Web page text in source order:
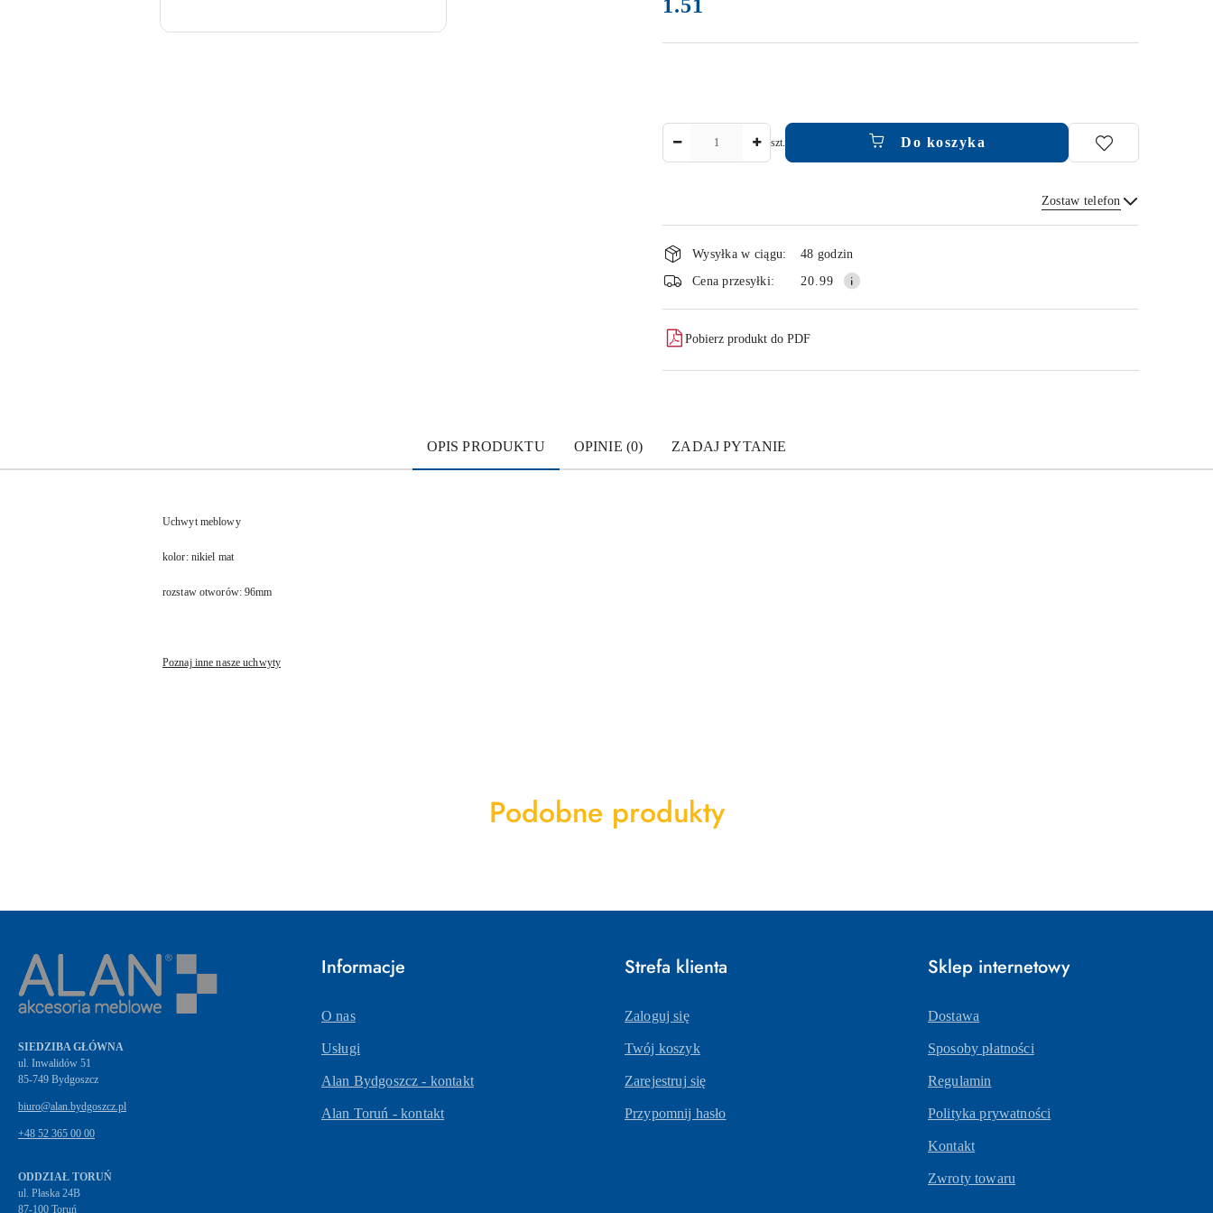
1.51
szt. Do koszyka
Zostaw telefon
Wyślij
Dostępność
i
dostawa
Wysyłka w ciągu:
48 godzin
Cena przesyłki:
20.99
Pobierz produkt do PDF
OPIS PRODUKTU OPINIE (0) ZADAJ PYTANIE
Uchwyt meblowy
kolor: nikiel mat
rozstaw otworów: 96mm
Poznaj inne nasze uchwyty
Produkty
Podobne produkty
SIEDZIBA GŁÓWNA
ul. Inwalidów 51
biuro@alan.bydgoszcz.pl
+48 52 365 00 00
ODDZIAŁ TORUŃ
ul. Płaska 24B
87-100 Toruń
Informacje
O nas
Usługi
Alan Bydgoszcz - kontakt
Alan Toruń - kontakt
Strefa klienta
Zaloguj się
Twój koszyk
Zarejestruj się
Przypomnij hasło
Sklep internetowy
Dostawa
Sposoby płatności
Regulamin
Polityka prywatności
Kontakt
Zwroty towaru